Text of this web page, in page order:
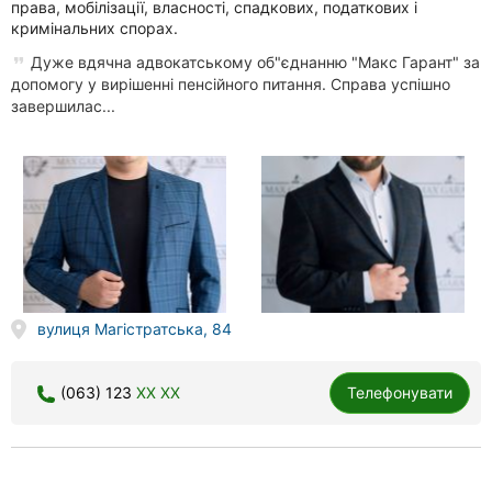
права, мобілізації, власності, спадкових, податкових і
кримінальних спорах.
Дуже вдячна адвокатському об"єднанню "Макс Гарант" за
допомогу у вирішенні пенсійного питання. Справа успішно
завершилас...
вулиця Магістратська, 84
(063) 123 XX XX Телефонувати